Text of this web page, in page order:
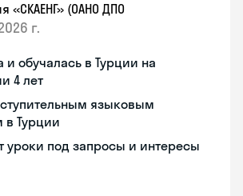
«СКАЕНГ» (ОАНО ДПО
г.
обучалась в Турции на
4 лет
языковым
в Турции
уроки под запросы и интересы